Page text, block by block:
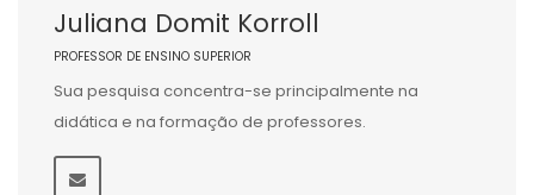
Juliana Domit Korroll
PROFESSOR DE ENSINO SUPERIOR
Sua pesquisa concentra-se principalmente na
didática e na formação de professores.